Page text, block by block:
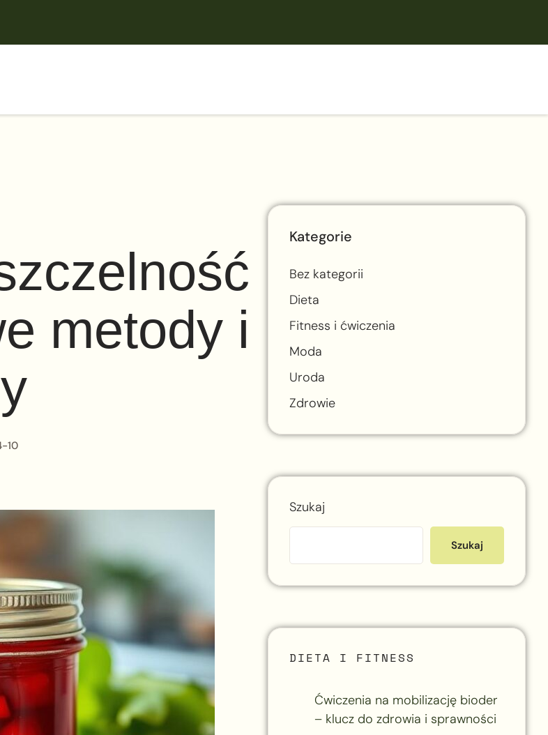
metody i
10
Kategorie
Bez kategorii
Dieta
Fitness i ćwiczenia
Moda
Uroda
Zdrowie
Szukaj
Szukaj
DIETA I FITNESS
Ćwiczenia na mobilizację bioder
– klucz do zdrowia i sprawności